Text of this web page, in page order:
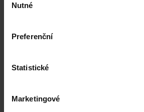
souhlasu
Nutné
Preferenční
Statistické
Marketingové